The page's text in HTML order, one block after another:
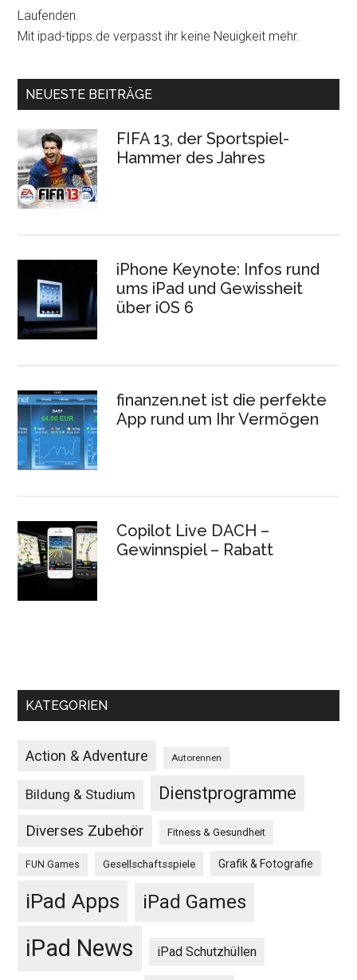
Laufenden.
Mit ipad-tipps.de verpasst ihr keine Neuigkeit mehr.
NEUESTE BEITRÄGE
FIFA 13, der Sportspiel-
Hammer des Jahres
iPhone Keynote: Infos rund
ums iPad und Gewissheit
über iOS 6
finanzen.net ist die perfekte
App rund um Ihr Vermögen
Copilot Live DACH –
Gewinnspiel – Rabatt
KATEGORIEN
Action & Adventure Autorennen
Bildung & Studium Dienstprogramme
Diverses Zubehör Fitness & Gesundheit
FUN Games Gesellschaftsspiele Grafik & Fotografie
iPad Apps iPad Games
iPad News iPad Schutzhüllen